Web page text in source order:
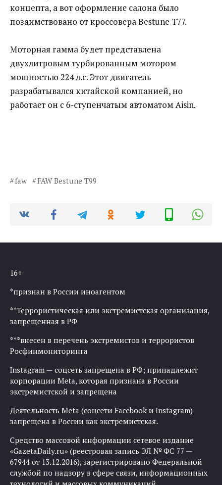
концепта, а вот оформление салона было
позаимствовано от кроссовера Bestune T77.
Моторная гамма будет представлена
двухлитровым турбированным мотором
мощностью 224 л.с. Этот двигатель
разрабатывался китайской компанией, но
работает он с 6-ступенчатым автоматом Aisin.
faw FAW Bestune T99
16+
*признан в России иноагентом
**Террористическая или экстремистская организация,
запрещенная в РФ
***внесен в перечень экстремистов и террористов
Росфинмониторинга
Instagram — соцсеть запрещена в РФ; принадлежит
корпорации Meta, которая признана в России
экстремистской и запрещена
Деятельность Meta (соцсети Facebook и Instagram)
запрещена в России как экстремистская.
Средство массовой информации сетевое издание
«GazetaDaily.ru» (реестровая запись ЭЛ № ФС 77 —
67944 от 13.12.2016), зарегистрировано Федеральной
службой по надзору в сфере связи, информационных